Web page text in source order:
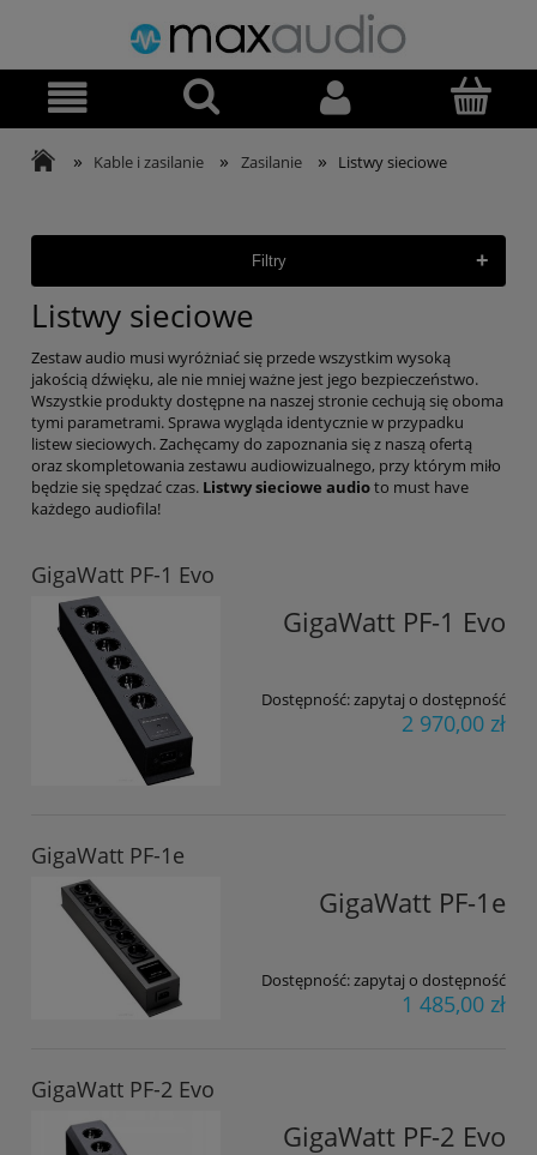
» Kable i zasilanie » Zasilanie » Listwy sieciowe
Filtry +
Listwy sieciowe
Zestaw audio musi wyróżniać się przede wszystkim wysoką
jakością dźwięku, ale nie mniej ważne jest jego bezpieczeństwo.
Wszystkie produkty dostępne na naszej stronie cechują się oboma
tymi parametrami. Sprawa wygląda identycznie w przypadku
listew sieciowych. Zachęcamy do zapoznania się z naszą ofertą
oraz skompletowania zestawu audiowizualnego, przy którym miło
będzie się spędzać czas. Listwy sieciowe audioto must have
każdego audiofila!
GigaWatt PF-1 Evo
GigaWatt PF-1 Evo
Dostępność:zapytaj o dostępność
2 970,00 zł
GigaWatt PF-1e
GigaWatt PF-1e
Dostępność:zapytaj o dostępność
1 485,00 zł
GigaWatt PF-2 Evo
GigaWatt PF-2 Evo